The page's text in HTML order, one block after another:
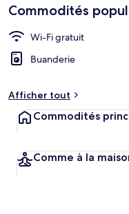
Commodités
Wi-Fi gratuit
Buanderie
Afficher tout
Commodités
Comme à la